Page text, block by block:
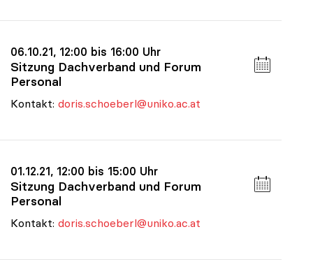
06.10.21, 12:00 bis 16:00 Uhr
Sitzung Dachverband und Forum
Personal
Kontakt: doris.schoeberl@uniko.ac.at
01.12.21, 12:00 bis 15:00 Uhr
Sitzung Dachverband und Forum
Personal
Kontakt: doris.schoeberl@uniko.ac.at